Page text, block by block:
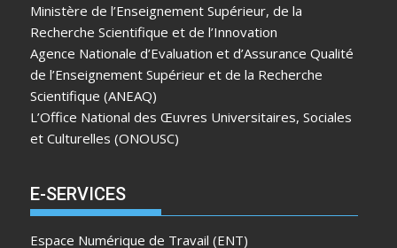
Ministère de l’Enseignement Supérieur, de la
Recherche Scientifique et de l’Innovation
Agence Nationale d’Evaluation et d’Assurance Qualité
de l’Enseignement Supérieur et de la Recherche
Scientifique (ANEAQ)
L’Office National des Œuvres Universitaires, Sociales
et Culturelles (ONOUSC)
E-SERVICES
Espace Numérique de Travail (ENT)